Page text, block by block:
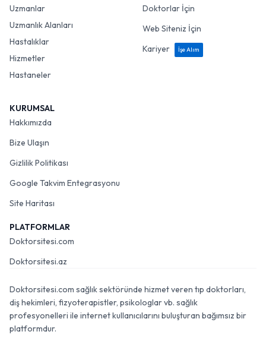
Uzmanlar
Uzmanlık Alanları
Hastalıklar
Hizmetler
Hastaneler
Doktorlar İçin
Web Siteniz İçin
Kariyer
İşe Alım
KURUMSAL
Hakkımızda
Bize Ulaşın
Gizlilik Politikası
Google Takvim Entegrasyonu
Site Haritası
PLATFORMLAR
Doktorsitesi.com
Doktorsitesi.az
Doktorsitesi.com sağlık sektöründe hizmet veren tıp doktorları,
diş hekimleri, fizyoterapistler, psikologlar vb. sağlık
profesyonelleri ile internet kullanıcılarını buluşturan bağımsız bir
platformdur.